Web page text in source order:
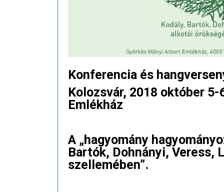
Konferencia és
Kolozsvár, 2018 október
Emlékház
A „hagyomány
Bartók, Dohnányi, Veress,
szellemében”.